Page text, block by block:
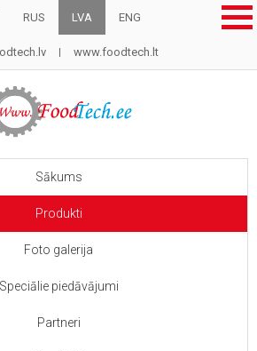
RUS LVA ENG
www.foodtech.lt
Sākums
Produkti
Foto galerija
Speciālie piedāvājumi
Partneri